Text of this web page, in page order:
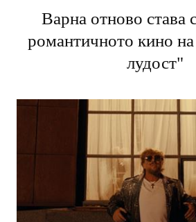
Варна отново става
романтичното кино
лудост"